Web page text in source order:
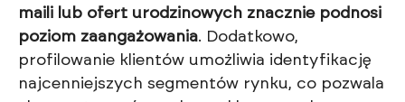
maili lub ofert urodzinowych znacznie podnosi
poziom zaangażowania. Dodatkowo,
profilowanie klientów umożliwia identyfikację
najcenniejszych segmentów rynku, co pozwala